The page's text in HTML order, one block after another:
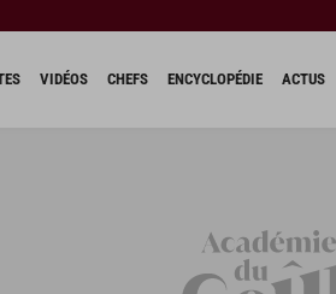
VIDÉOS CHEFS ENCYCLOPÉDIE ACTUS